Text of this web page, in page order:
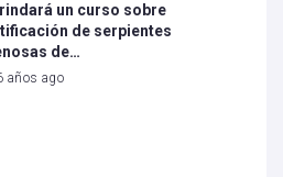
un curso sobre
de serpientes
de…
años ago